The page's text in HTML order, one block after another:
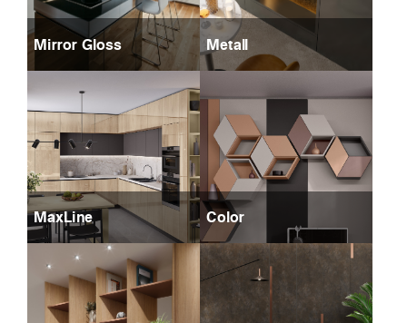
Mirror Gloss Metall
MaxLine Color